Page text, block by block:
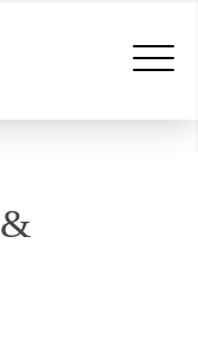
&